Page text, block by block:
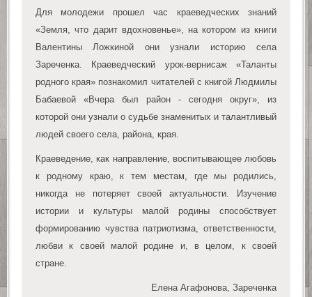
Для молодежи прошел час краеведческих знаний
«Земля, что дарит вдохновенье», на котором из книги
Валентины Ложкиной они узнали историю села
Зареченка. Краеведческий урок-вернисаж «Таланты
родного края» познакомил читателей с книгой Людмилы
Бабаевой «Вчера был район - сегодня округ», из
которой они узнали о судьбе знаменитых и талантливый
людей своего села, района, края.
Краеведение, как направление, воспитывающее любовь
к родному краю, к тем местам, где мы родились,
никогда не потеряет своей актуальности. Изучение
истории и культуры малой родины способствует
формированию чувства патриотизма, ответственности,
любви к своей малой родине и, в целом, к своей
стране.
Елена Агафонова, Зареченка